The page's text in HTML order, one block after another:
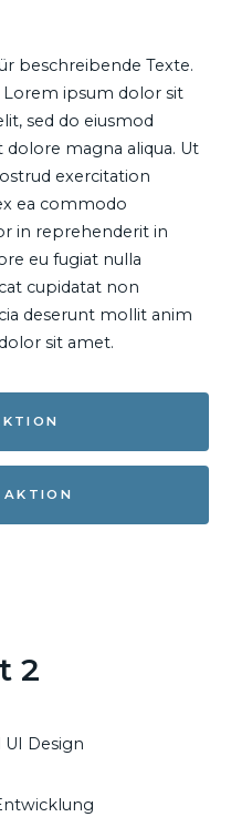
beschreibende Texte.
Lorem ipsum dolor sit
sed do eiusmod
magna aliqua. Ut
exercitation
ea commodo
in reprehenderit in
eu fugiat nulla
cupidatat non
deserunt mollit anim
sit amet.
AKTION
2
Design